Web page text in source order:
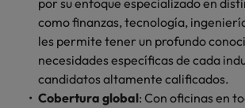
por su enfoque especializado en
como finanzas, tecnología,
les permite tener un profundo
necesidades específicas de cada
candidatos altamente calificados.
Cobertura global: Con oficinas en